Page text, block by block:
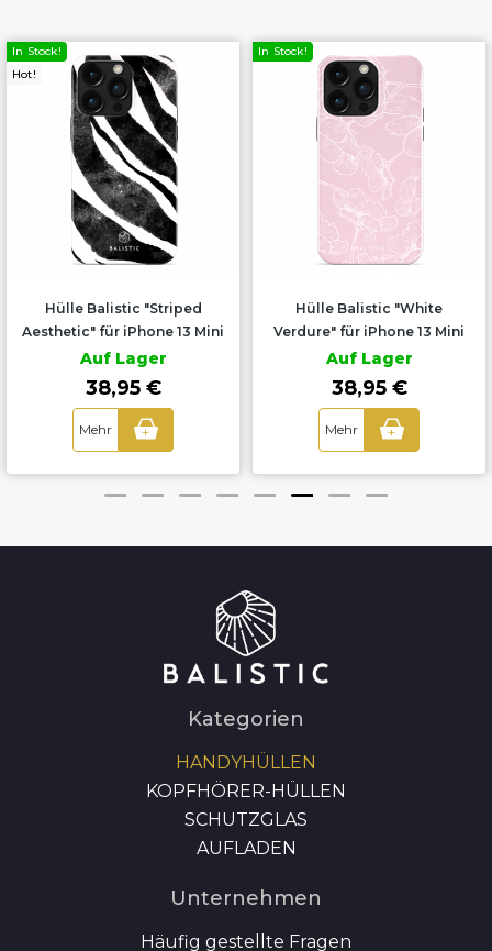
Hot!
In Stock!
Hülle Balistic "Striped
Aesthetic" für iPhone 13 Mini
Auf Lager
38,95 €
Mehr +
In Stock!
Hülle Balistic "White
Verdure" für iPhone 13 Mini
Auf Lager
38,95 €
Mehr +
Kategorien
HANDYHÜLLEN
KOPFHÖRER-HÜLLEN
SCHUTZGLAS
AUFLADEN
Unternehmen
Häufig gestellte Fragen